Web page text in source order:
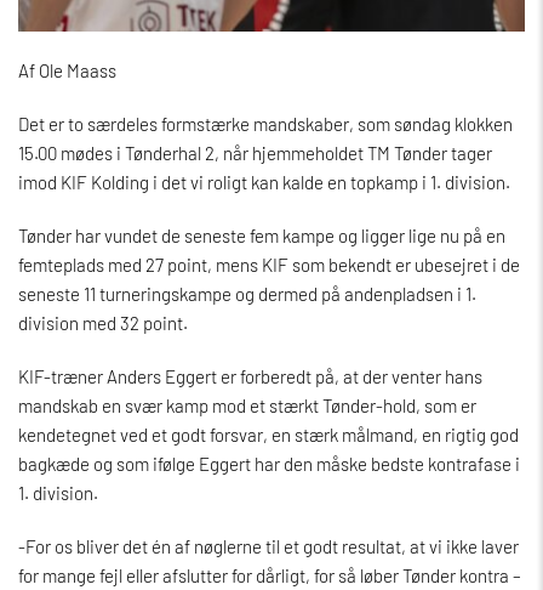
Af Ole Maass
Det er to særdeles formstærke mandskaber, som søndag klokken
15.00 mødes i Tønderhal 2, når hjemmeholdet TM Tønder tager
imod KIF Kolding i det vi roligt kan kalde en topkamp i 1. division.
Tønder har vundet de seneste fem kampe og ligger lige nu på en
femteplads med 27 point, mens KIF som bekendt er ubesejret i de
seneste 11 turneringskampe og dermed på andenpladsen i 1.
division med 32 point.
KIF-træner Anders Eggert er forberedt på, at der venter hans
mandskab en svær kamp mod et stærkt Tønder-hold, som er
kendetegnet ved et godt forsvar, en stærk målmand, en rigtig god
bagkæde og som ifølge Eggert har den måske bedste kontrafase i
1. division.
-For os bliver det én af nøglerne til et godt resultat, at vi ikke laver
for mange fejl eller afslutter for dårligt, for så løber Tønder kontra –